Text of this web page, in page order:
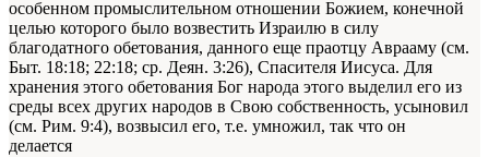
особенном промыслительном отношении Божием, конечной
целью которого было возвестить Израилю в силу
благодатного обетования, данного еще праотцу Аврааму (см.
Быт. 18:18; 22:18; ср. Деян. 3:26), Спасителя Иисуса. Для
хранения этого обетования Бог народа этого выделил его из
среды всех других народов в Свою собственность, усыновил
(см. Рим. 9:4), возвысил его, т.е. умножил, так что он
делается